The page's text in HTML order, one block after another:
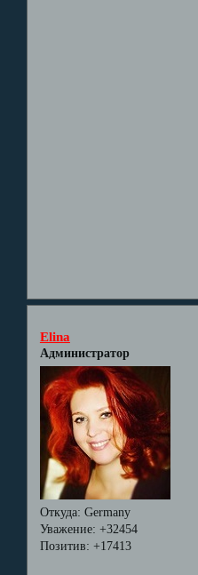
Elina
Администратор
Откуда: Germany
Уважение: +32454
Позитив: +17413